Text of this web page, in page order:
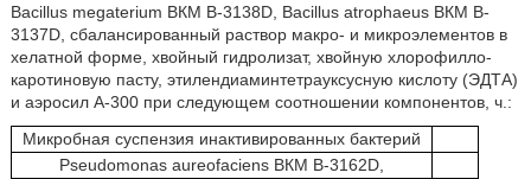
Bacillus megaterium ВКМ B-3138D, Bacillus atrophaeus ВКМ B-
3137D, сбалансированный раствор макро- и микроэлементов в
хелатной форме, хвойный гидролизат, хвойную хлорофилло-
каротиновую пасту, этилендиаминтетрауксусную кислоту (ЭДТА)
и аэросил А-300 при следующем соотношении компонентов, ч.:
Микробная суспензия инактивированных бактерий
Pseudomonas aureofaciens ВКМ B-3162D,